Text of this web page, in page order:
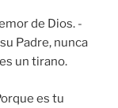
de Dios. -
Padre, nunca
un tirano.
es tu